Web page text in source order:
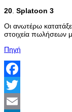
20 Splatoon 3
Οι ανωτέρω
στοιχεία πωλήσεων
Πηγή
Facebook
Twitter